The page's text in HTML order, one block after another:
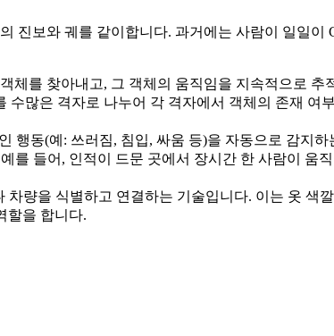
진보와 궤를 같이합니다. 과거에는 사람이 일일
체를 찾아내고, 그 객체의 움직임을 지속적으로 추
많은 격자로 나누어 각 격자에서 객체의 존재 여
행동(예: 쓰러짐, 침입, 싸움 등)을 자동으로 감지하
들어, 인적이 드문 곳에서 장시간 한 사람이 움
량을 식별하고 연결하는 기술입니다. 이는 옷 색
할을 합니다.